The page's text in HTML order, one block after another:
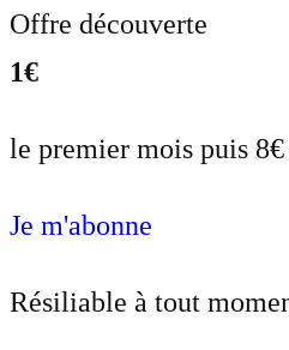
Offre découverte
1€
le premier mois puis
Je m'abonne
Résiliable à tout